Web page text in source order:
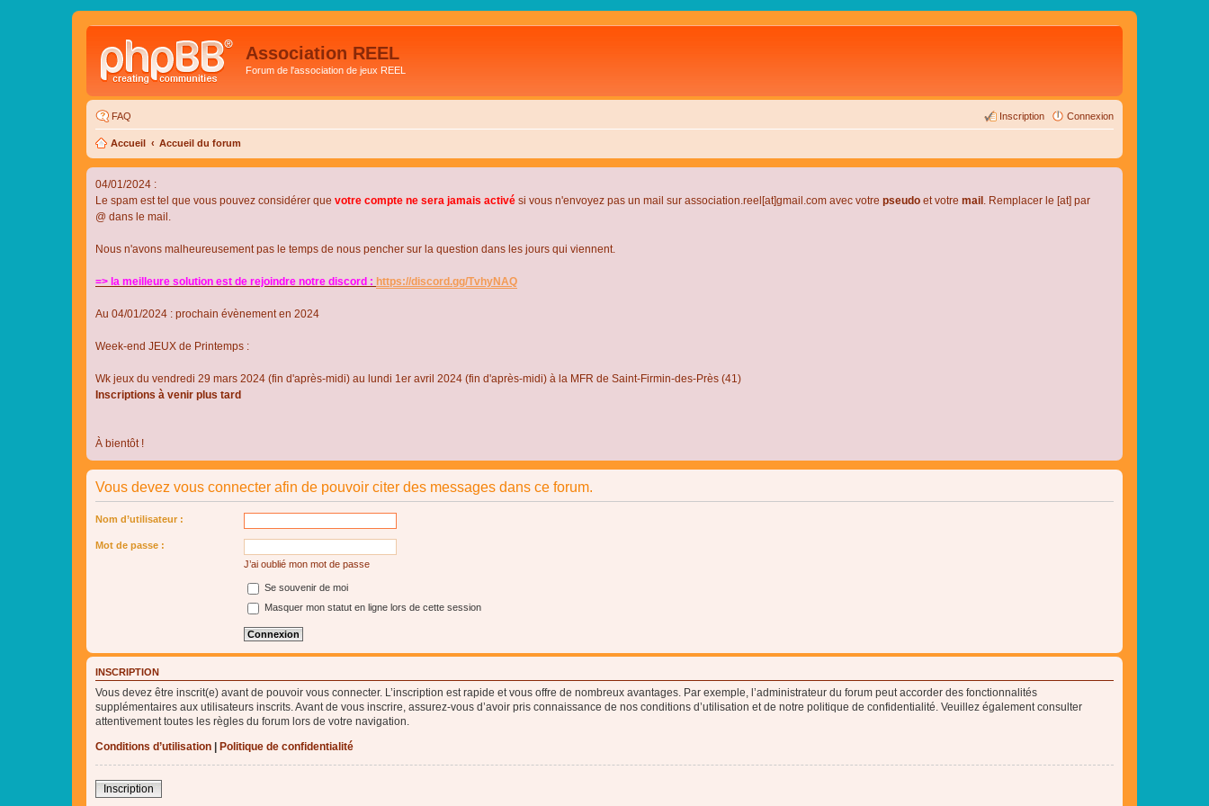
Association REEL
Forum de l'association de jeux REEL
FAQ Connexion
Inscription
Accueil Accueil du forum
04/01/2024 :
Le spam est tel que vous pouvez considérer que votre compte ne sera jamais activé si vous n'envoyez pas un mail sur association.reel[at]gmail.com avec votre pseudo et votre mail . Remplacer le [at] par
@ dans le mail.
Nous n'avons malheureusement pas le temps de nous pencher sur la question dans les jours qui viennent.
=> la meilleure solution est de rejoindre notre discord : https://discord.gg/TvhyNAQ
Au 04/01/2024 : prochain évènement en 2024
Week-end JEUX de Printemps :
Wk jeux du vendredi 29 mars 2024 (fin d'après-midi) au lundi 1er avril 2024 (fin d'après-midi) à la MFR de Saint-Firmin-des-Près (41)
Inscriptions à venir plus tard
À bientôt !
Vous devez vous connecter afin de pouvoir citer des messages dans ce forum.
Nom d’utilisateur :
Mot de passe :
J’ai oublié mon mot de passe
Se souvenir de moi
Masquer mon statut en ligne lors de cette session
INSCRIPTION
Vous devez être inscrit(e) avant de pouvoir vous connecter. L’inscription est rapide et vous offre de nombreux avantages. Par exemple, l’administrateur du forum peut accorder des fonctionnalités
supplémentaires aux utilisateurs inscrits. Avant de vous inscrire, assurez-vous d’avoir pris connaissance de nos conditions d’utilisation et de notre politique de confidentialité. Veuillez également consulter
attentivement toutes les règles du forum lors de votre navigation.
Conditions d’utilisation
Politique de confidentialité
Inscription